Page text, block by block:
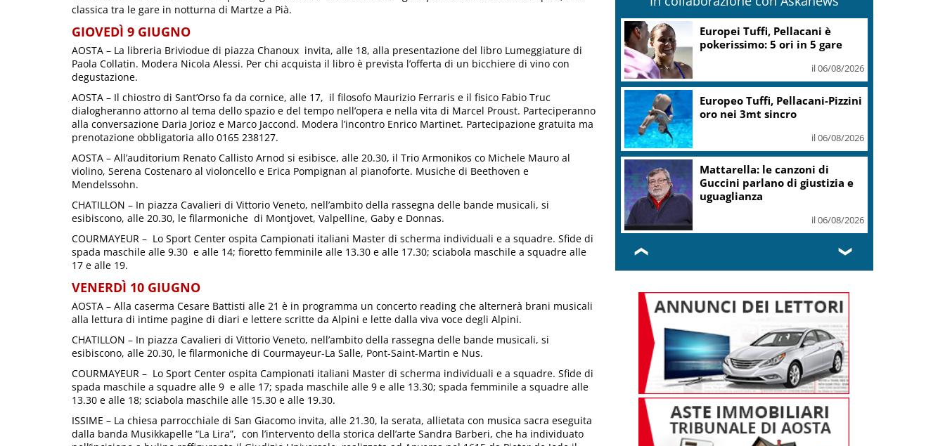
classica tra le gare in notturna di Martze a Pià.
GIOVEDÌ 9 GIUGNO
AOSTA – La libreria Briviodue di piazza Chanoux invita, alle 18, alla presentazione del libro Lumeggiature di
Paola Collatin. Modera Nicola Alessi. Per chi acquista il libro è prevista l’offerta di un bicchiere di vino con
degustazione.
AOSTA – Il chiostro di Sant’Orso fa da cornice, alle 17, il filosofo Maurizio Ferraris e il fisico Fabio Truc
dialogheranno attorno al tema dello spazio e del tempo nell’opera e nella vita di Marcel Proust. Parteciperanno
alla conversazione Daria Jorioz e Marco Jaccond. Modera l’incontro Enrico Martinet. Partecipazione gratuita ma
prenotazione obbligatoria allo 0165 238127.
AOSTA – All’auditorium Renato Callisto Arnod si esibisce, alle 20.30, il Trio Armonikos co Michele Mauro al
violino, Serena Costenaro al violoncello e Erica Pompignan al pianoforte. Musiche di Beethoven e
Mendelssohn.
CHATILLON – In piazza Cavalieri di Vittorio Veneto, nell’ambito della rassegna delle bande musicali, si
esibiscono, alle 20.30, le filarmoniche di Montjovet, Valpelline, Gaby e Donnas.
COURMAYEUR – Lo Sport Center ospita Campionati italiani Master di scherma individuali e a squadre. Sfide di
spada maschile alle 9.30 e alle 14; fioretto femminile alle 13.30 e alle 17.30; sciabola maschile a squadre alle
17 e alle 19.
VENERDÌ 10 GIUGNO
AOSTA – Alla caserma Cesare Battisti alle 21 è in programma un concerto reading che alternerà brani musicali
alla lettura di intime pagine di diari e lettere scritte da Alpini e lette dalla viva voce degli Alpini.
CHATILLON – In piazza Cavalieri di Vittorio Veneto, nell’ambito della rassegna delle bande musicali, si
esibiscono, alle 20.30, le filarmoniche di Courmayeur-La Salle, Pont-Saint-Martin e Nus.
COURMAYEUR – Lo Sport Center ospita Campionati italiani Master di scherma individuali e a squadre. Sfide di
spada maschile a squadre alle 9 e alle 17; spada maschile alle 9 e alle 13.30; spada femminile a squadre alle
13.30 e alle 18; sciabola maschile alle 15.30 e alle 19.30.
ISSIME – La chiesa parrocchiale di San Giacomo invita, alle 21.30, la serata, allietata con musica sacra eseguita
dalla banda Musikkapelle “La Lira”, con l’intervento della storica dell’arte Sandra Barberi, che ha individuato
Europei Tuffi, Pellacani è
pokerissimo: 5 ori in 5 gare
il 06/08/2026
Europeo Tuffi, Pellacani-Pizzini
oro nei 3mt sincro
il 06/08/2026
Mattarella: le canzoni di
Guccini parlano di giustizia e
uguaglianza
il 06/08/2026
❮ ❯